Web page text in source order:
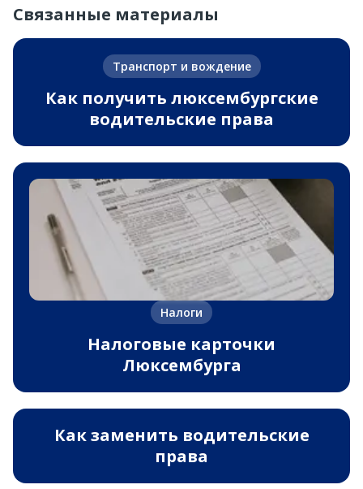
Связанные материалы
Транспорт и вождение
Как получить люксембургские
водительские права
Налоги
Налоговые карточки
Люксембурга
Как заменить водительские
права